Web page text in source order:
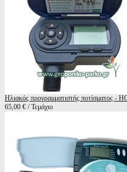
Ηλιακός προγραμματιστής ποτίσματος -
65,00 € / Τεμάχιο